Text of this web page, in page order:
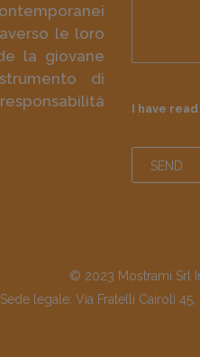
le loro
la giovane
di
I have
© 2023 Mostrami Srl
Sede legale: Via Fratelli Cairoli